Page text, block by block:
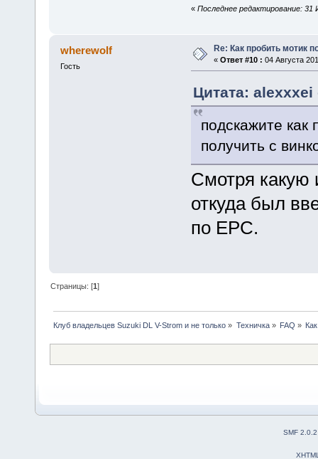
« Последнее редактирование: 31
wherewolf
Гость
Re: Как пробить мотик
« Ответ #10 : 04 Августа
Цитата: alexxxei
подскажите как
получить с
Смотря какую
откуда был
по EPC.
Страницы: [1]
Клуб владельцев Suzuki DL V-Strom и не только » Техничка» FAQ »
SMF 2.0.2